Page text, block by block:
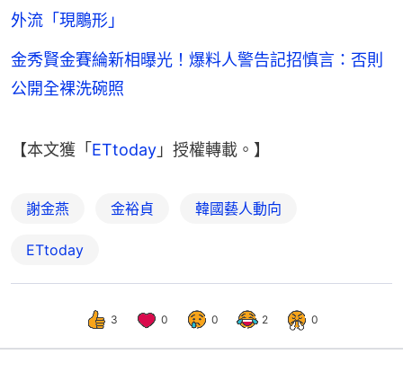
外流「現鵰形」
金秀賢金賽綸新相曝光！爆料人警告記招慎言：否則
公開全裸洗碗照
【本文獲「 ETtoday 」授權轉載。】
謝金燕 金裕貞 韓國藝人動向
ETtoday
3 0 0 2 0